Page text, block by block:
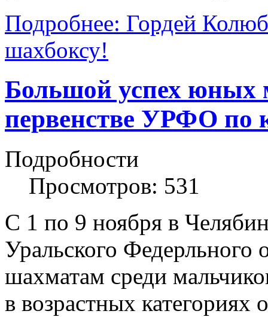
Подробнее: Гордей
шахбоксу!
Большой успех юных
первенстве УРФО по
Подробности
Просмотров: 531
С 1 по 9 ноября в
Уральского Федерльного
шахматам среди
в возрастных категориях